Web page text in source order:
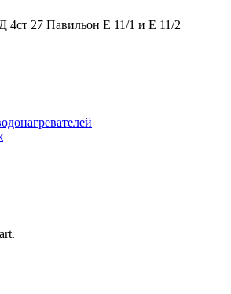
27 Павильон Е 11/1 и Е 11/2